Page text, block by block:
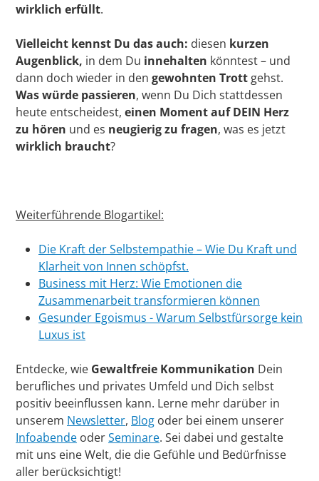
wirklich erfüllt.
Vielleicht kennst Du das auch: diesen kurzen
Augenblick, in dem Du innehalten könntest – und
dann doch wieder in den gewohnten Trott gehst.
Was würde passieren, wenn Du Dich stattdessen
heute entscheidest, einen Moment auf DEIN Herz
zu hören und es neugierig zu fragen, was es jetzt
wirklich braucht?
Weiterführende Blogartikel:
Die Kraft der Selbstempathie – Wie Du Kraft und
Klarheit von Innen schöpfst.
Business mit Herz: Wie Emotionen die
Zusammenarbeit transformieren können
Gesunder Egoismus - Warum Selbstfürsorge kein
Luxus ist
Entdecke, wie Gewaltfreie Kommunikation Dein
berufliches und privates Umfeld und Dich selbst
positiv beeinflussen kann. Lerne mehr darüber in
unserem Newsletter, Blog oder bei einem unserer
Infoabende oderSeminare. Sei dabei und gestalte
mit uns eine Welt, die die Gefühle und Bedürfnisse
aller berücksichtigt!